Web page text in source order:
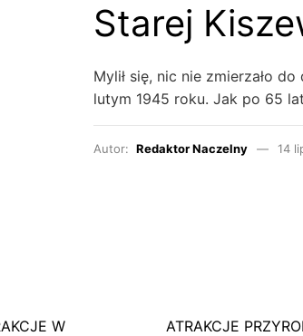
Starej
Mylił się, nic nie zmierzało
lutym 1945 roku. Jak po 65
Autor: Redaktor Naczelny 14
W
ATRAKCJE